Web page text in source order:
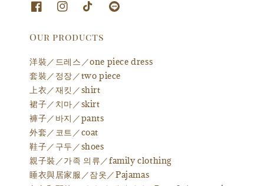
Our products
洋裝／드레스／one piece dress
套裝／정장／two piece
上衣／재킷／shirt
裙子／치마／skirt
褲子／바지／pants
外套／코트／coat
鞋子／구두／shoes
親子裝／가족 의류／family clothing
睡衣與居家服／잠옷／Pajamas